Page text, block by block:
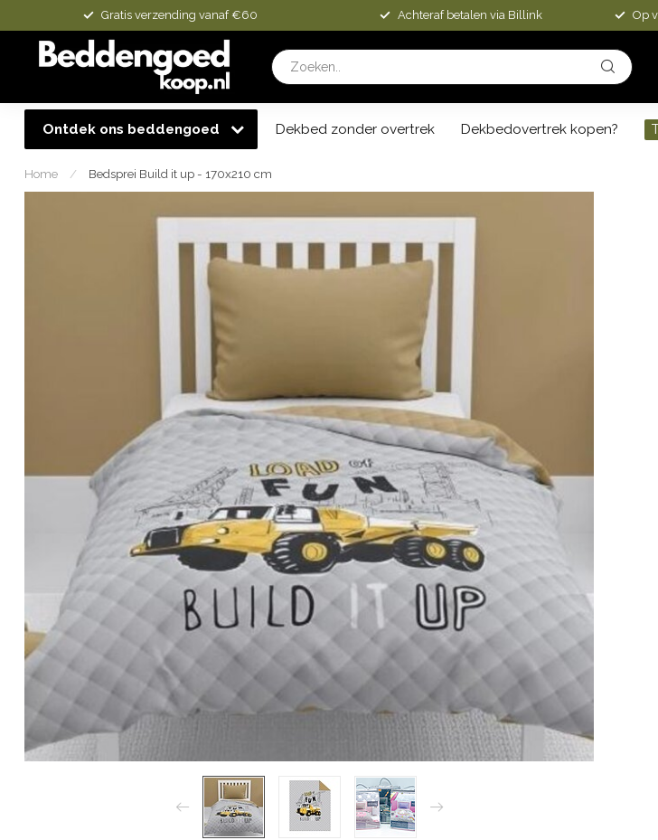
Gratis verzending vanaf €60 Achteraf betalen via Billink Op
Ontdek ons beddengoed Dekbed zonder overtrek Dekbedovertrek kopen?
Home / Bedsprei Build it up - 170x210 cm